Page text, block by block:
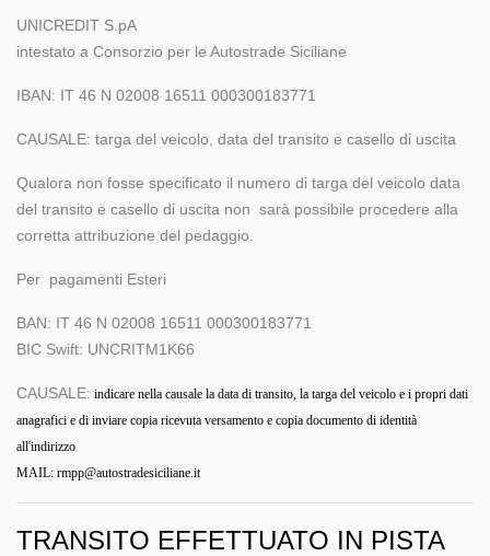
UNICREDIT S.pA
intestato a Consorzio per le Autostrade Siciliane
IBAN: IT 46 N 02008 16511 000300183771
CAUSALE: targa del veicolo, data del transito e casello di uscita
Qualora non fosse specificato il numero di targa del veicolo data
del transito e casello di uscita non sarà possibile procedere alla
corretta attribuzione del pedaggio.
Per pagamenti Esteri
BAN: IT 46 N 02008 16511 000300183771
BIC Swift: UNCRITM1K66
CAUSALE: indicare nella causale la data di transito, la targa del veicolo e i propri dati
anagrafici e di inviare copia ricevuta versamento e copia documento di identità
all'indirizzo
MAIL: rmpp@autostradesiciliane.it
TRANSITO EFFETTUATO IN PISTA